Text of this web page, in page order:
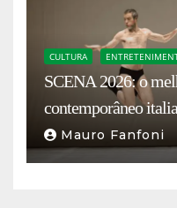
CULTURA
SCENA 2026: o
contemporâneo
Mauro Fanfoni